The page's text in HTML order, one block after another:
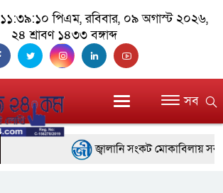
১১:৩৯:১১ পিএম, রবিবার, ০৯ অগাস্ট ২০২৬,
২৪ শ্রাবণ ১৪৩৩ বঙ্গাব্দ
সব
জ্বালানি সংকট মোকাবিলায় সরকার